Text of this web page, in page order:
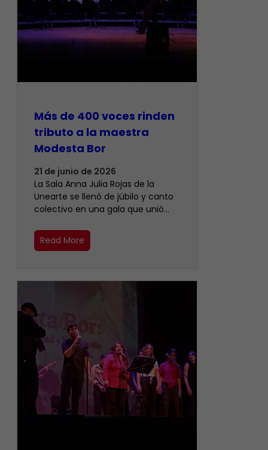
Más de 400 voces rinden
tributo a la maestra
Modesta Bor
21 de junio de 2026
​La Sala Anna Julia Rojas de la
Unearte se llenó de júbilo y canto
colectivo en una gala que unió…
Read More